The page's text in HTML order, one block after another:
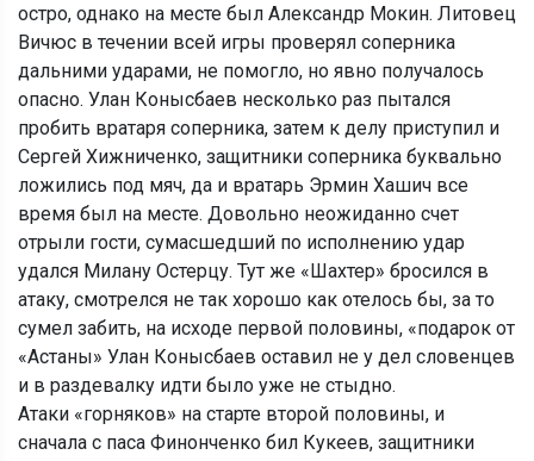
остро, однако на месте был Александр Мокин. Литовец
Вичюс в течении всей игры проверял соперника
дальними ударами, не помогло, но явно получалось
опасно. Улан Конысбаев несколько раз пытался
пробить вратаря соперника, затем к делу приступил и
Сергей Хижниченко, защитники соперника буквально
ложились под мяч, да и вратарь Эрмин Хашич все
время был на месте. Довольно неожиданно счет
отрыли гости, сумасшедший по исполнению удар
удался Милану Остерцу. Тут же «Шахтер» бросился в
атаку, смотрелся не так хорошо как отелось бы, за то
сумел забить, на исходе первой половины, «подарок от
«Астаны» Улан Конысбаев оставил не у дел словенцев
и в раздевалку идти было уже не стыдно.
Атаки «горняков» на старте второй половины, и
сначала с паса Финонченко бил Кукеев, защитники